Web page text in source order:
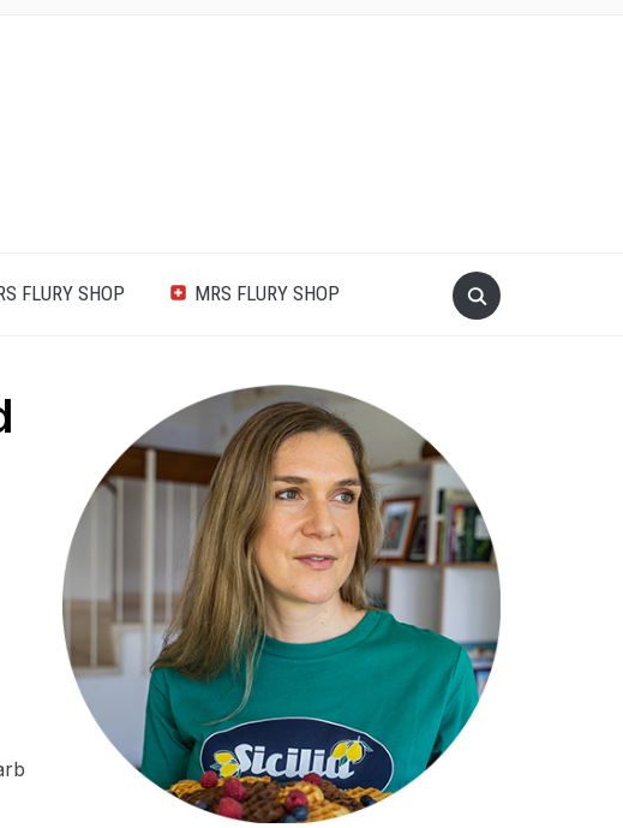
FLURY SHOP MRS FLURY SHOP